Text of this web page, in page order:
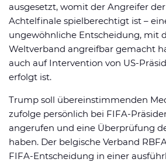
ausgesetzt, womit der Angreifer
Achtelfinale spielberechtigt ist –
ungewöhnliche Entscheidung, mit
Weltverband angreifbar gemacht
auch auf Intervention von US-
erfolgt ist.
Trump soll übereinstimmenden
zufolge persönlich bei FIFA-
angerufen und eine Überprüfung
haben. Der belgische Verband
FIFA-Entscheidung in einer